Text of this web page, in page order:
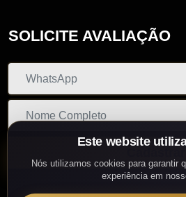
SOLICITE AVALIAÇÃO
Este website
Nós utilizamos cookies para garantir
experiência em